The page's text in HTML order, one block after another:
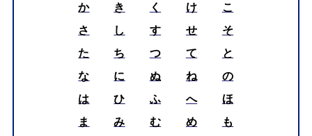
か
き く け
こ
さ
し す せ
そ
た
ち つ て
と
な
に ぬ ね
の
は
ひ ふ へ
ほ
ま
み む め
も